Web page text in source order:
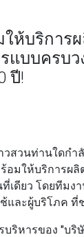
ให้บริกา
บบครบว
ปี!
วสวนท่านใดก
อมให้บริการผลิ
เดียว โดยทีม
และผู้บริโภค ที่
บริหารของ "บริ